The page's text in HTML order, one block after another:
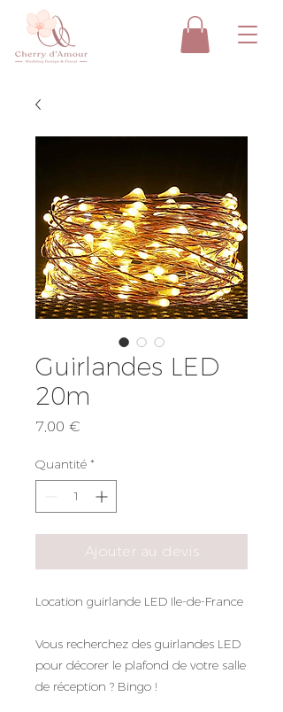
Guirlandes LED
20m
7,00 €
Quantité *
Ajouter au devis
Location guirlande LED Ile-de-France
Vous recherchez des guirlandes LED
pour décorer le plafond de votre salle
de réception ? Bingo !